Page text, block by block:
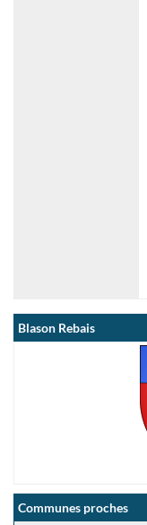
Blason Rebais
Communes proches